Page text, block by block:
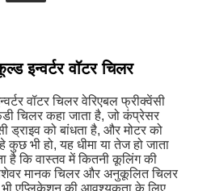
इन्वर्टर वॉटर चिलर
वॉटर चिलर वेरिएबल फ्रीक्वेंसी
चिलर कहा जाता है, जो कंप्रेसर
ड्राइव को बांधता है, और मोटर को
कुछ भी हो, यह धीमा या तेज हो जाता
है कि वास्तव में कितनी कूलिंग की
मानक चिलर और अनुकूलित चिलर
भी एप्लिकेशन की आवश्यकता के लिए